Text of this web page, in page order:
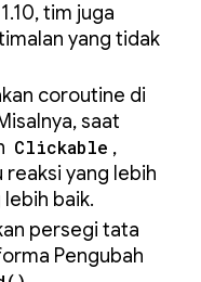
tim juga
yang tidak
coroutine di
saat
Clickable ,
yang lebih
baik.
persegi tata
Pengubah